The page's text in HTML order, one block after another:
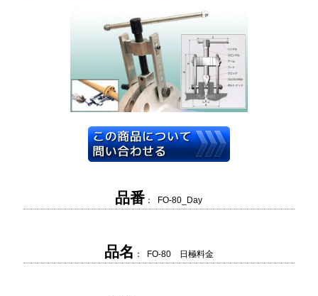
品番 ： FO-80_Day
品名 ： FO-80 日極料金